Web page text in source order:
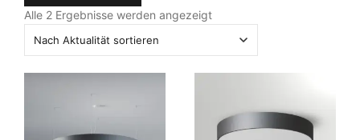
u
Alle 2 Ergebnisse werden angezeigtN
u